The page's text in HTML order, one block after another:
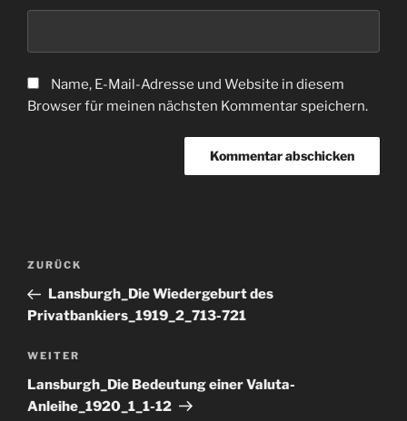
Name, E-Mail-Adresse und Website in diesem
Browser für meinen nächsten Kommentar speichern.
Beitragsnavigation
Vorheriger
Beitrag
ZURÜCK
Lansburgh_Die Wiedergeburt des
Privatbankiers_1919_2_713-721
Nächster
Beitrag
WEITER
Lansburgh_Die Bedeutung einer Valuta-
Anleihe_1920_1_1-12